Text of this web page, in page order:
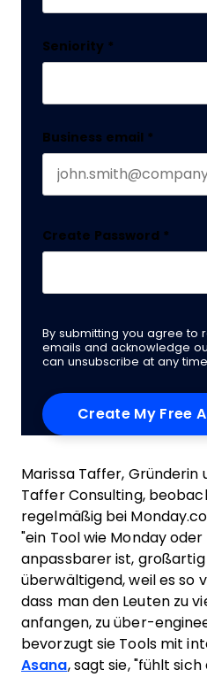
Seniority *
Business email *
Create Password *
By submitting you agree to
emails and acknowledge
can unsubscribe at any
Marissa Taffer, Gründerin
Taffer Consulting,
regelmäßig bei
"ein Tool wie Monday
anpassbarer ist, großartig
überwältigend, weil es so
dass man den Leuten zu
anfangen, zu über-
bevorzugt sie Tools mit
Asana, sagt sie, "fühlt